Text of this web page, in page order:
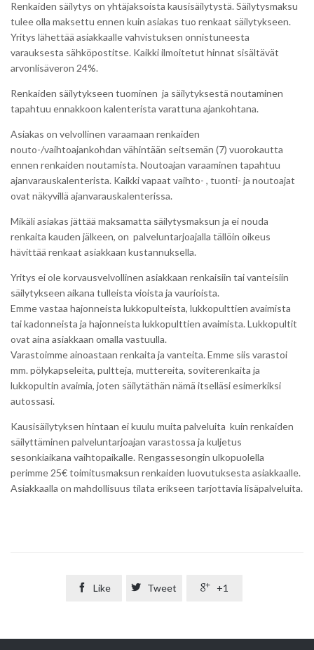
Renkaiden säilytys on yhtäjaksoista kausisäilytystä. Säilytysmaksu
tulee olla maksettu ennen kuin asiakas tuo renkaat säilytykseen.
Yritys lähettää asiakkaalle vahvistuksen onnistuneesta
varauksesta sähköpostitse. Kaikki ilmoitetut hinnat sisältävät
arvonlisäveron 24%.
Renkaiden säilytykseen tuominen ja säilytyksestä noutaminen
tapahtuu ennakkoon kalenterista varattuna ajankohtana.
Asiakas on velvollinen varaamaan renkaiden
nouto-/vaihtoajankohdan vähintään seitsemän (7) vuorokautta
ennen renkaiden noutamista. Noutoajan varaaminen tapahtuu
ajanvarauskalenterista. Kaikki vapaat vaihto- , tuonti- ja noutoajat
ovat näkyvillä ajanvarauskalenterissa.
Mikäli asiakas jättää maksamatta säilytysmaksun ja ei nouda
renkaita kauden jälkeen, on palveluntarjoajalla tällöin oikeus
hävittää renkaat asiakkaan kustannuksella.
Yritys ei ole korvausvelvollinen asiakkaan renkaisiin tai vanteisiin
säilytykseen aikana tulleista vioista ja vaurioista.
Emme vastaa hajonneista lukkopulteista, lukkopulttien avaimista
tai kadonneista ja hajonneista lukkopulttien avaimista. Lukkopultit
ovat aina asiakkaan omalla vastuulla.
Varastoimme ainoastaan renkaita ja vanteita. Emme siis varastoi
mm. pölykapseleita, pultteja, muttereita, soviterenkaita ja
lukkopultin avaimia, joten säilytäthän nämä itselläsi esimerkiksi
autossasi.
Kausisäilytyksen hintaan ei kuulu muita palveluita kuin renkaiden
säilyttäminen palveluntarjoajan varastossa ja kuljetus
sesonkiaikana vaihtopaikalle. Rengassesongin ulkopuolella
perimme 25€ toimitusmaksun renkaiden luovutuksesta asiakkaalle.
Asiakkaalla on mahdollisuus tilata erikseen tarjottavia lisäpalveluita.
 Like  Tweet  +1